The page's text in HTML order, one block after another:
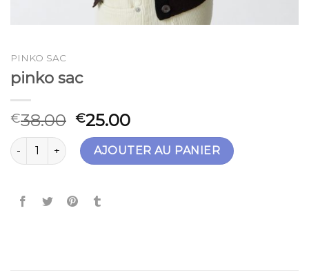
PINKO SAC
pinko sac
€38.00 €25.00
quantité de pinko sacAJOUTER AU PANIER